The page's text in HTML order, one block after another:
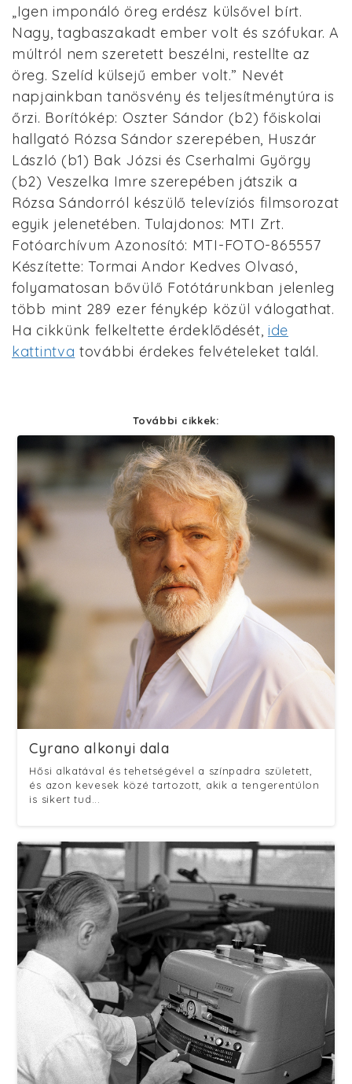
„Igen imponáló öreg erdész külsővel bírt.
Nagy, tagbaszakadt ember volt és szófukar. A
múltról nem szeretett beszélni, restellte az
öreg. Szelíd külsejű ember volt.” Nevét
napjainkban tanösvény és teljesítménytúra is
őrzi. Borítókép: Oszter Sándor (b2) főiskolai
hallgató Rózsa Sándor szerepében, Huszár
László (b1) Bak Józsi és Cserhalmi György
(b2) Veszelka Imre szerepében játszik a
Rózsa Sándorról készülő televíziós filmsorozat
egyik jelenetében. Tulajdonos: MTI Zrt.
Fotóarchívum Azonosító: MTI-FOTO-865557
Készítette: Tormai Andor Kedves Olvasó,
folyamatosan bővülő Fotótárunkban jelenleg
több mint 289 ezer fénykép közül válogathat.
Ha cikkünk felkeltette érdeklődését, ide
kattintva további érdekes felvételeket talál.
További cikkek:
Cyrano alkonyi dala
Hősi alkatával és tehetségével a színpadra született,
és azon kevesek közé tartozott, akik a tengerentúlon
is sikert tud...